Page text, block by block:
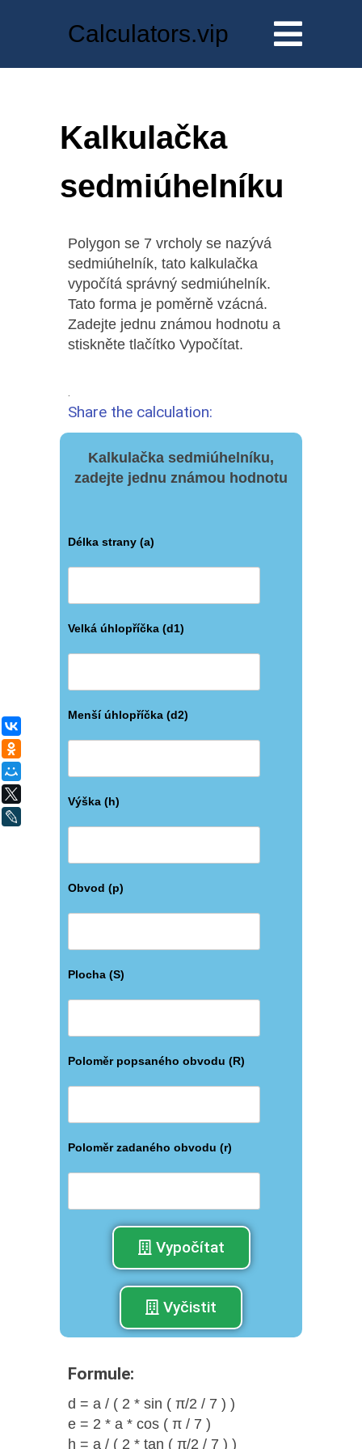
Calculators.vip
Kalkulačka
sedmiúhelníku
Polygon se 7 vrcholy se nazývá
sedmiúhelník, tato kalkulačka
vypočítá správný sedmiúhelník.
Tato forma je poměrně vzácná.
Zadejte jednu známou hodnotu a
stiskněte tlačítko Vypočítat.
Share the calculation:
Kalkulačka sedmiúhelníku,
zadejte jednu známou hodnotu
Délka strany (a)
Velká úhlopříčka (d1)
Menší úhlopříčka (d2)
Výška (h)
Obvod (p)
Plocha (S)
Poloměr popsaného obvodu (R)
Poloměr zadaného obvodu (r)
Vypočítat
Vyčistit
Formule:
d = a / ( 2 * sin ( π/2 / 7 ) )
e = 2 * a * cos ( π / 7 )
h = a / ( 2 * tan ( π/2 / 7 ) )